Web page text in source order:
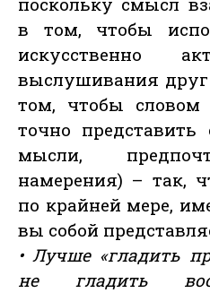
в том, чтобы
искусственно
выслушивания
том, чтобы словом
точно представить
мысли,
намерения) – так,
по крайней мере,
вы собой
• Лучше «гладить
не гладить